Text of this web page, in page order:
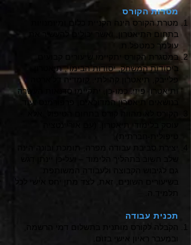
מטרות הקורס
מטרת הקורס הינה הקניית כלים ומיומנויות
בתחום התיאטרון, ואשר יכולים להעשיר את
עולמך כמטפל.ת.
במסגרת הקורס יתקיימו שיעורים קבועים
ביסודות המשחק, יסודות הבימוי, תיאטרון
פלייבק, תיאטרון קהילתי, קומדיה דל'ארטה
ותיאטרון פיזי. כמו-כן, יתקיימו סדנאות העשרה
בנושאים תיאטרון המדוכאים, פרפורמנס ועוד.
בשיעורים השונים. זאת, לצד מתן יחס אישי לכל
​תכנית עבודה
הקבלה לקורס מותנית בתשלום דמי הרשמה,
ובמעבר ראיון אישי בזום.